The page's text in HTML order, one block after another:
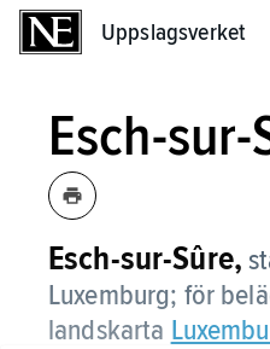
Uppslagsverket
Esch-sur-
Esch-sur-Sûre,
Luxemburg; för
landskarta